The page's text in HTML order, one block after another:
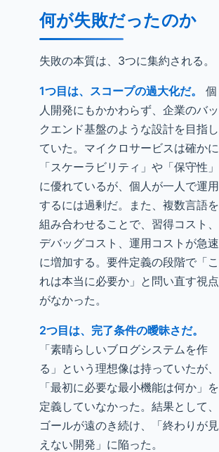
何が失敗だったのか
失敗の本質は、3つに集約される。
1つ目は、スコープの過大化だ。
個
人開発にもかかわらず、企業のバッ
クエンド基盤のような設計を目指し
ていた。マイクロサービスは確かに
「スケーラビリティ」や「保守性」
に優れているが、個人が一人で運用
するには過剰だ。また、複数言語を
組み合わせることで、習得コスト、
デバッグコスト、運用コストが急速
に増加する。要件定義の段階で「こ
れは本当に必要か」と問い直す視点
がなかった。
2つ目は、完了条件の曖昧さだ。
「素晴らしいブログシステムを作
る」という理想像は持っていたが、
「最初に必要な最小機能は何か」を
定義していなかった。結果として、
ゴールが遠のき続け、「終わりが見
えない開発」に陥った。